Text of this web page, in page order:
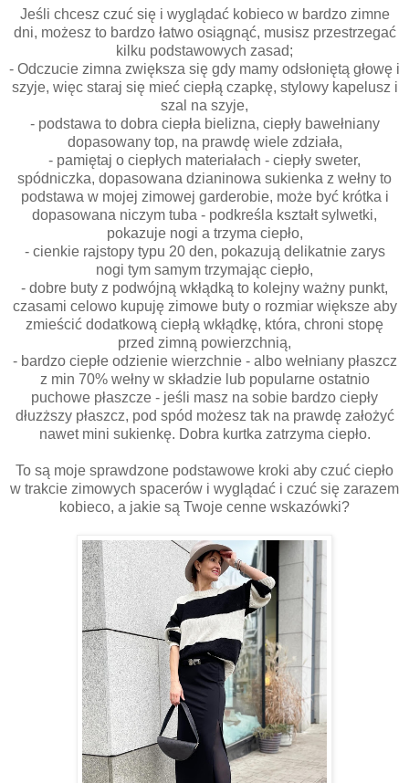
Jeśli chcesz czuć się i wyglądać kobieco w bardzo zimne
dni, możesz to bardzo łatwo osiągnąć, musisz przestrzegać
kilku podstawowych zasad;
- Odczucie zimna zwiększa się gdy mamy odsłoniętą głowę i
szyje, więc staraj się mieć ciepłą czapkę, stylowy kapelusz i
szal na szyje,
- podstawa to dobra ciepła bielizna, ciepły bawełniany
dopasowany top, na prawdę wiele zdziała,
- pamiętaj o ciepłych materiałach - ciepły sweter,
spódniczka, dopasowana dzianinowa sukienka z wełny to
podstawa w mojej zimowej garderobie, może być krótka i
dopasowana niczym tuba - podkreśla kształt sylwetki,
pokazuje nogi a trzyma ciepło,
- cienkie rajstopy typu 20 den, pokazują delikatnie zarys
nogi tym samym trzymając ciepło,
- dobre buty z podwójną wkłądką to kolejny ważny punkt,
czasami celowo kupuję zimowe buty o rozmiar większe aby
zmieścić dodatkową ciepłą wkłądkę, która, chroni stopę
przed zimną powierzchnią,
- bardzo ciepłe odzienie wierzchnie - albo wełniany płaszcz
z min 70% wełny w składzie lub popularne ostatnio
puchowe płaszcze - jeśli masz na sobie bardzo ciepły
dłuzższy płaszcz, pod spód możesz tak na prawdę założyć
nawet mini sukienkę. Dobra kurtka zatrzyma ciepło.
To są moje sprawdzone podstawowe kroki aby czuć ciepło
w trakcie zimowych spacerów i wyglądać i czuć się zarazem
kobieco, a jakie są Twoje cenne wskazówki?